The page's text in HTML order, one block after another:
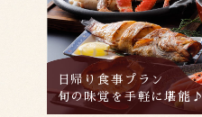
日帰り食事プラン
旬の味覚を手軽に堪能♪